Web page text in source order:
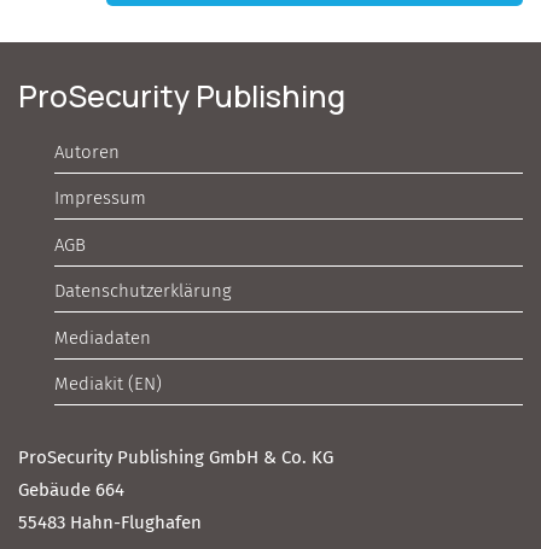
ProSecurity Publishing
Autoren
Impressum
AGB
Datenschutzerklärung
Mediadaten
Mediakit (EN)
ProSecurity Publishing GmbH & Co. KG
Gebäude 664
55483 Hahn-Flughafen